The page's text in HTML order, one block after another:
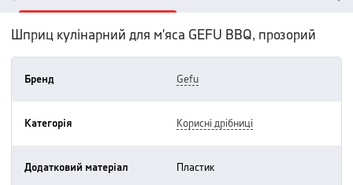
Шприц кулінарний для м'яса GEFU BBQ, прозорий
Бренд gefu
Категорія корисні дрібниці
Додатковий матеріал пластик